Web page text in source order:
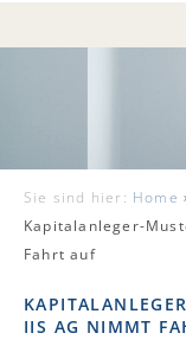
Sie sind hier: Home
Kapitalanleger-
Fahrt auf
IIS AG NIMMT